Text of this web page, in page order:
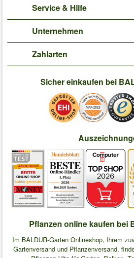
Service & Hilfe
Unternehmen
Zahlarten
Sicher einkaufen bei
Pflanzen online kaufen bei
Im BALDUR-Garten Onlineshop, Ihrem
Gartenversand und Pflanzenversand,